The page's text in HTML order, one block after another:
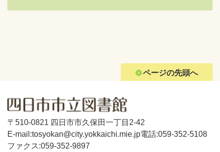
ページの先頭へ
〒510-0821 四日市市久保田一丁目2-42
E-mail:tosyokan@city.yokkaichi.mie.jp電話:059-352-5108
ファクス:059-352-9897